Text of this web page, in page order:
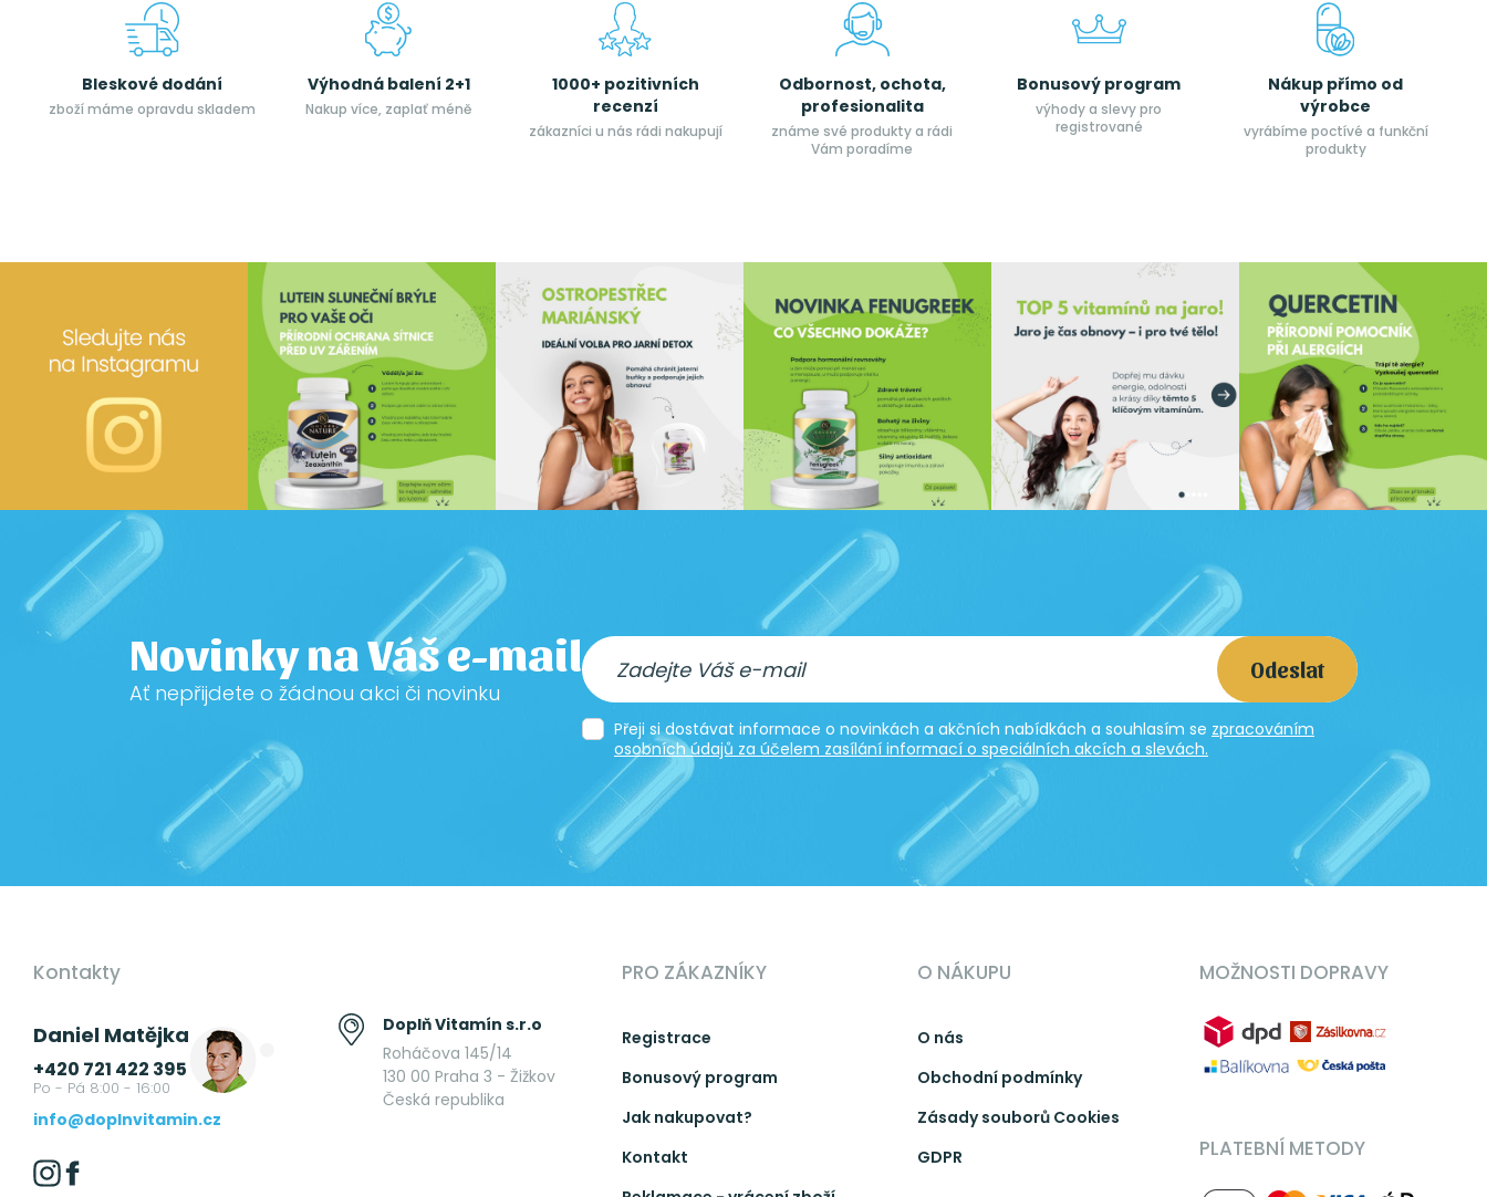
Bleskové dodání
zboží máme opravdu skladem
Výhodná balení 2+1
Nakup více, zaplať méně
1000+ pozitivních
recenzí
zákazníci u nás rádi nakupují
Odbornost, ochota,
profesionalita
známe své produkty a rádi
Vám poradíme
Bonusový program
výhody a slevy pro
registrované
Nákup přímo od
výrobce
vyrábíme poctívé a funkční
produkty
Novinky na Váš e-mail
Ať nepřijdete o žádnou akci či novinku
Odeslat
Přeji si dostávat informace o novinkách a akčních nabídkách a souhlasím se zpracováním
osobních údajů za účelem zasílání informací o speciálních akcích a slevách.
Kontakty
Daniel Matějka
+420 721 422 395
Po - Pá 8:00 - 16:00
info@doplnvitamin.cz
Doplň Vitamín s.r.o
Roháčova 145/14
130 00 Praha 3 - Žižkov
Česká republika
PRO ZÁKAZNÍKY
Registrace
Bonusový program
Jak nakupovat?
Kontakt
O NÁKUPU
O nás
Obchodní podmínky
Zásady souborů Cookies
GDPR
MOŽNOSTI DOPRAVY
PLATEBNÍ METODY